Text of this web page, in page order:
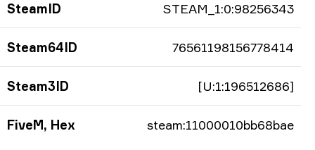
SteamID STEAM_1:0:98256343
Steam64ID 76561198156778414
Steam3ID [U:1:196512686]
FiveM, Hex steam:11000010bb68bae